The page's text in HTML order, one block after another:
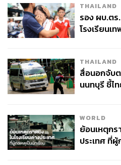
ดุลยภาพที่ดีที่สุด:
สิงห์ เอสเตท ยังสะท้อนความสม
แนวคิดความยั่งยืนของผู้อยู่อาศัย
THAILAND
รอง ผบ.ต
โรงเรียนเ
THAILAND
สื่อนอกจับ
นนทบุรี ชี้ไ
WORLD
ย้อนเหตุกร
ประเทศ ที่